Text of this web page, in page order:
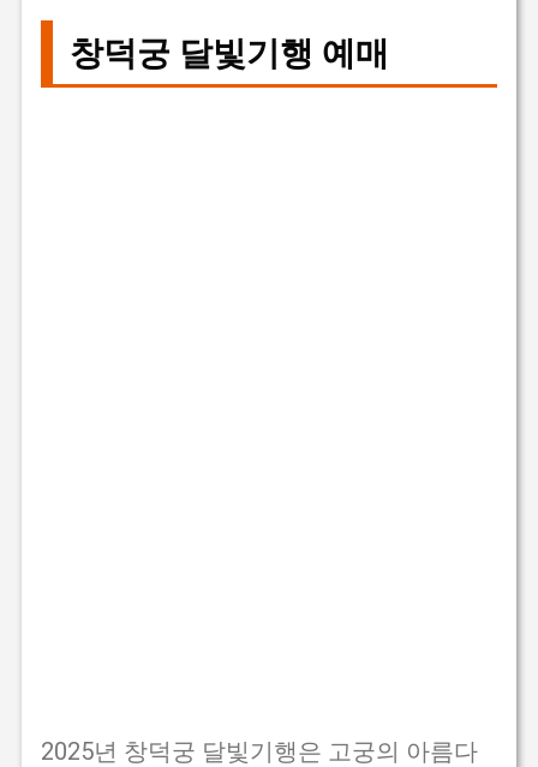
창덕궁 달빛기행 예매
2025년 창덕궁 달빛기행은 고궁의 아름다